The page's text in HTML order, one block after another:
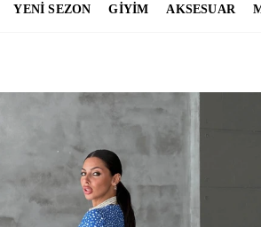
YENİ SEZON GİYİM AKSESUAR